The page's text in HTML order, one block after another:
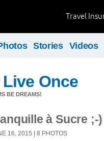
Travel
Stories Videos
Once
BE DREAMS!
à Sucre ;-)
16, 2015 | 8 PHOTOS